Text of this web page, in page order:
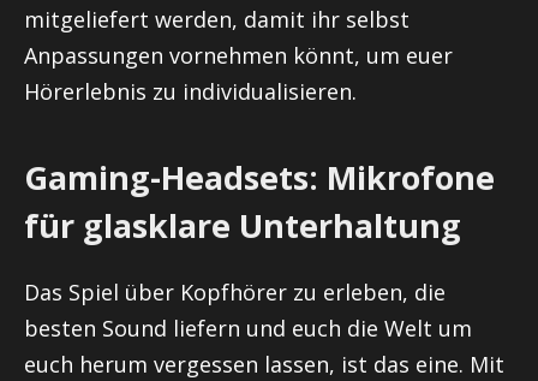
mitgeliefert werden, damit ihr selbst
Anpassungen vornehmen könnt, um euer
Hörerlebnis zu individualisieren.
Gaming-Headsets: Mikrofone
für glasklare Unterhaltung
Das Spiel über Kopfhörer zu erleben, die
besten Sound liefern und euch die Welt um
euch herum vergessen lassen, ist das eine. Mit